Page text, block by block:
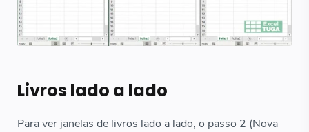
Livros lado a lado
Para ver janelas de livros lado a lado, o passo 2 (Nova